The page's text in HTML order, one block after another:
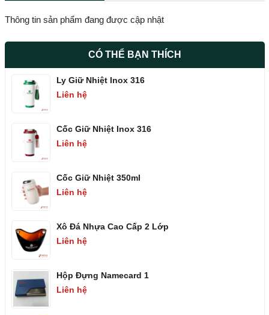
Thông tin sản phẩm đang được cập nhật
CÓ THỂ BẠN THÍCH
Ly Giữ Nhiệt Inox 316
Liên hệ
Cốc Giữ Nhiệt Inox 316
Liên hệ
Cốc Giữ Nhiệt 350ml
Liên hệ
Xô Đá Nhựa Cao Cấp 2 Lớp
Liên hệ
Hộp Đựng Namecard 1
Liên hệ